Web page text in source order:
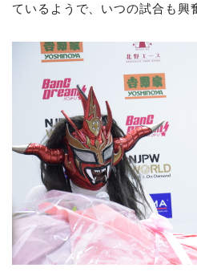
ているようで、いつの試合も興